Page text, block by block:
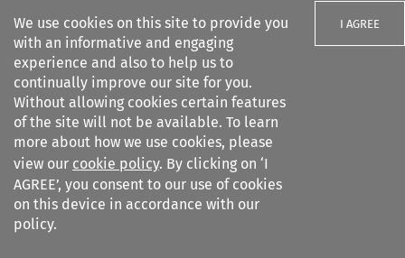
We use cookies on this site to provide you
with an informative and engaging
experience and also to help us to
continually improve our site for you.
Without allowing cookies certain features
of the site will not be available. To learn
more about how we use cookies, please
view our cookie policy. By clicking on ‘I
AGREE’, you consent to our use of cookies
on this device in accordance with our
policy.
I AGREE
Search filters
Revista Brasileira de
Arbitragem